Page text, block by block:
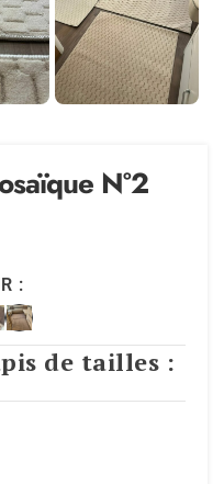
N°2
de tailles :